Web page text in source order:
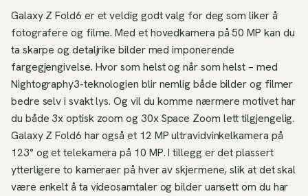
Galaxy Z Fold6 er et veldig godt valg for deg som liker å
fotografere og filme. Med et hovedkamera på 50 MP kan du
ta skarpe og detaljrike bilder med imponerende
fargegjengivelse. Hvor som helst og når som helst – med
Nightography3-teknologien blir nemlig både bilder og filmer
bedre selv i svakt lys. Og vil du komme nærmere motivet har
du både 3x optisk zoom og 30x Space Zoom lett tilgjengelig.
Galaxy Z Fold6 har også et 12 MP ultravidvinkelkamera på
123° og et telekamera på 10 MP. I tillegg er det plassert
ytterligere to kameraer på hver av skjermene, slik at det skal
være enkelt å ta videosamtaler og bilder uansett om du har